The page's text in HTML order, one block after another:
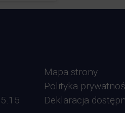
Mapa strony
Polityka
Deklaracja